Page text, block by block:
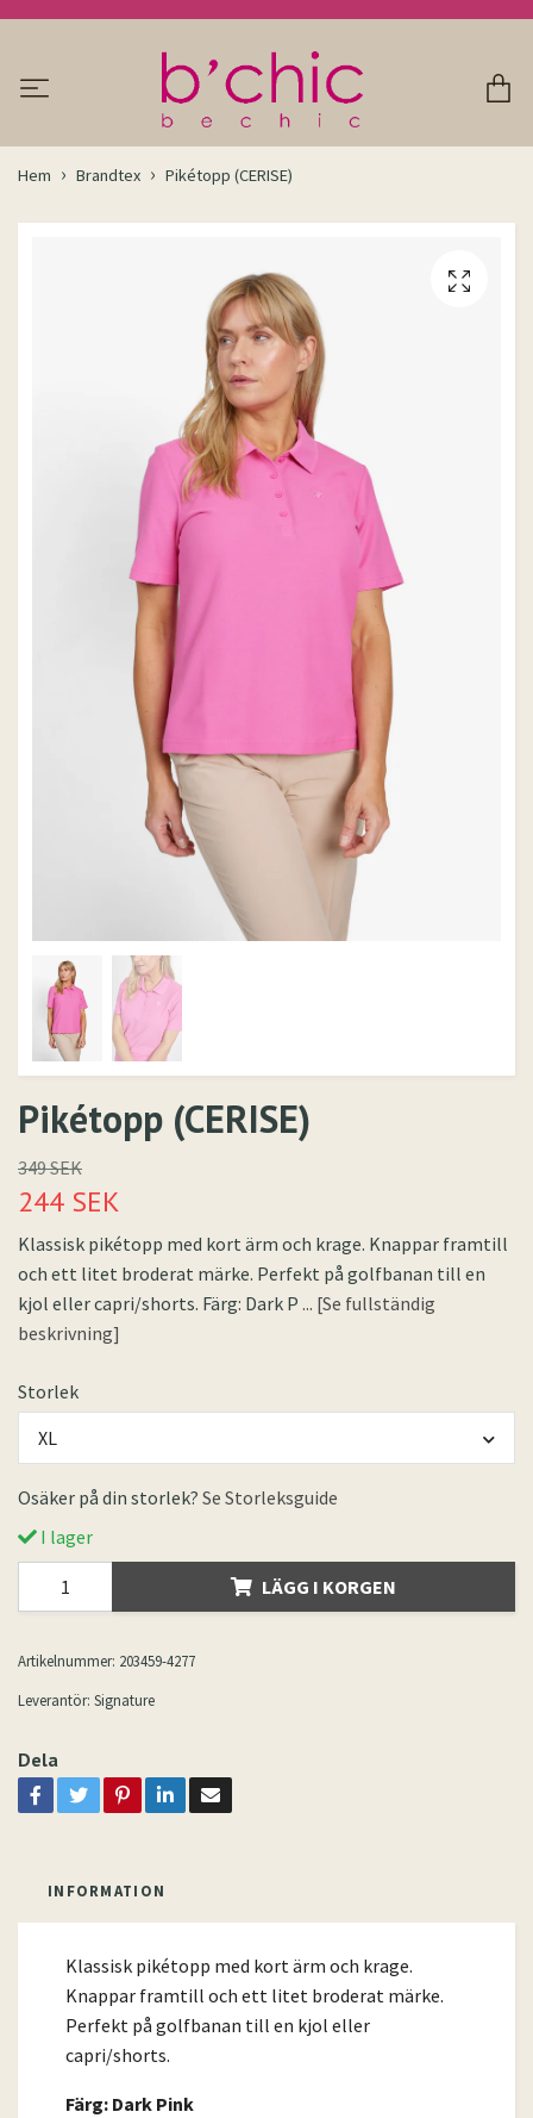
Hem Brandtex Pikétopp (CERISE)
Pikétopp (CERISE)
349 SEK
244 SEK
Klassisk pikétopp med kort ärm och krage. Knappar framtill
och ett litet broderat märke. Perfekt på golfbanan till en
kjol eller capri/shorts. Färg: Dark P ... [Se fullständig
beskrivning]
Storlek
XL
Osäker på din storlek? Se Storleksguide
I lager
LÄGG I KORGEN
Artikelnummer: 203459-4277
Leverantör: Signature
Dela
INFORMATION
Klassisk pikétopp med kort ärm och krage.
Knappar framtill och ett litet broderat märke.
Perfekt på golfbanan till en kjol eller
capri/shorts.
Färg: Dark Pink